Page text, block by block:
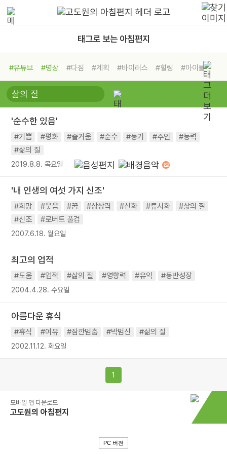
태그로 보는 아침편지
#유튜브 #명상 #다짐 #계획 #바이러스 #힐링
#아이들
#비전캠프
#독서캠프 #삶
#희망
#나눔 #친구 #링컨학교
#독서
#건강
'순수한 있음'
#기쁨 #평화 #즐거움 #순수 #동기 #주인
#능력
#삶의 질
2019.8.8. 목요일
'내 인생의 여섯 가지 신조'
#희망 #웃음 #꿈 #상상력 #신화 #류시화
#삶의 질
#신조
#로버트 풀검
2007.6.18. 월요일
최고의 업적
#도움 #업적 #삶의 질 #영향력 #유익 #동반성장
2004.4.28. 수요일
아름다운 휴식
#휴식 #여유 #잠깐멈춤 #박범신 #삶의 질
2002.11.12. 화요일
1
모바일 앱 다운로드
고도원의 아침편지
PC 버전